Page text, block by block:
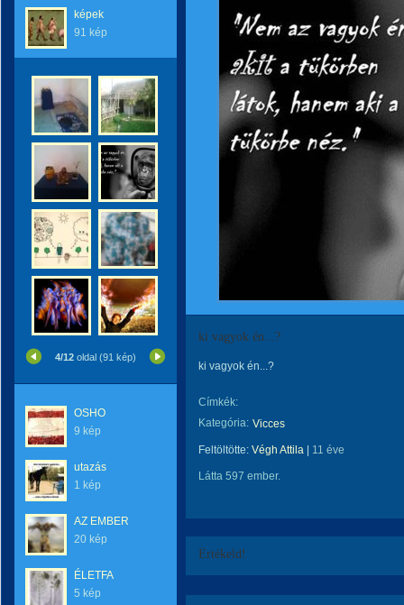
képek
91 kép
4/12 oldal (91 kép)
OSHO
9 kép
utazás
1 kép
AZ EMBER
20 kép
ÉLETFA
5 kép
ki vagyok én...?
ki vagyok én...?
Címkék:
Kategória: Vicces
Feltöltötte: Végh Attila 11 éve
Látta 597 ember.
Értékeld!